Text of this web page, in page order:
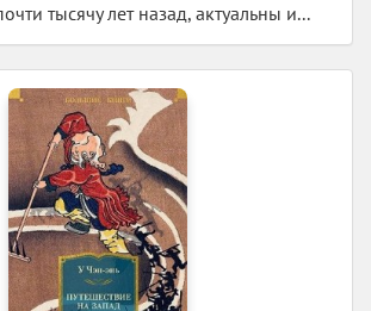
тысячу лет назад, актуальны и...